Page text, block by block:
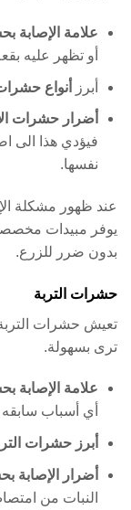
علامة الإصابة
أو تظهر عليه
أبرز أنواع
أضرار حشرات
فيؤدي هذا الى
نفسها.
عند ظهور مشكلة
يوفر مبيدات مخصصة
بدون ضرر للزرع.
حشرات التربة
تعيش حشرات
ترى بسهولة.
علامة الإصابة
أي أسباب
أبرز حشرات
أضرار الإصابة
النبات من